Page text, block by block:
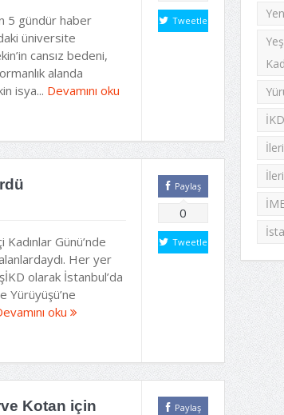
5 gündür haber
üniversite
cansız bedeni,
alanda
isya... Devamını oku
Tweetle
Günü’nde
Her yer
olarak İstanbul’da
Yürüyüşü’ne
oku
Paylaş
0
Tweetle
Kotan için
Paylaş